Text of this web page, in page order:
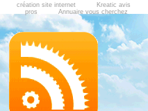
création site internet Kreatic avis
pros
Annuaire vous cherchez